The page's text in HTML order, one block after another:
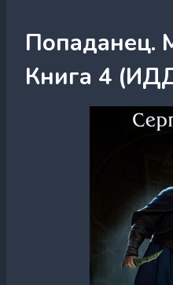
Попаданец.
Книга 4